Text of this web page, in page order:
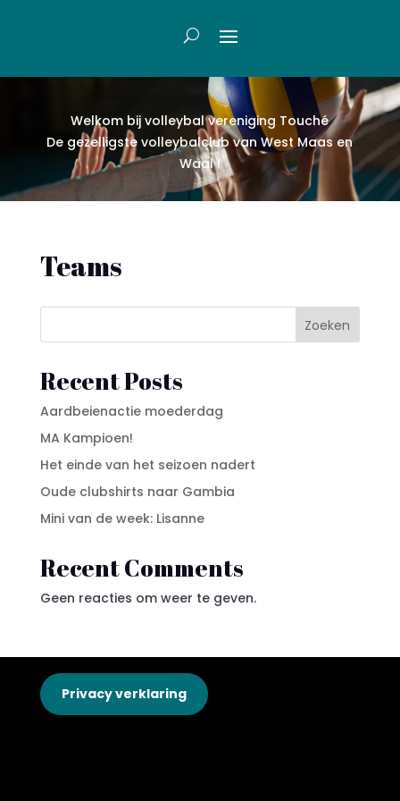
Welkom bij volleybal vereniging Touché
De gezelligste volleybalclub van West Maas en
Waal !
Teams
Zoeken
Recent Posts
Aardbeienactie moederdag
MA Kampioen!
Het einde van het seizoen nadert
Oude clubshirts naar Gambia
Mini van de week: Lisanne
Recent Comments
Geen reacties om weer te geven.
Privacy verklaring